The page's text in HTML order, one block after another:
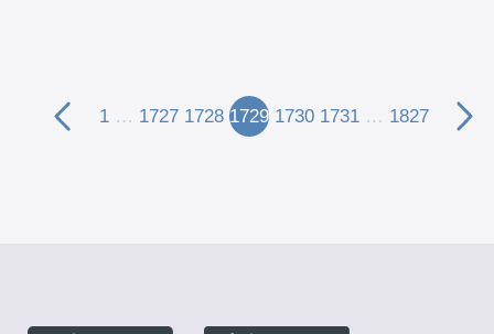
1 … 1727 1728 1729 1730 1731 … 1827